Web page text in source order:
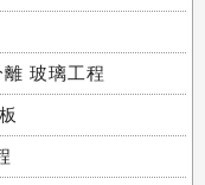
玻璃工程